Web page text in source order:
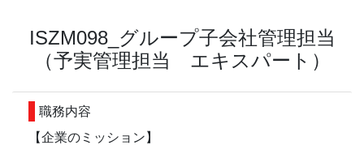
ISZM098_グループ子会社管理担当
（予実管理担当 エキスパート）
職務内容
【企業のミッション】